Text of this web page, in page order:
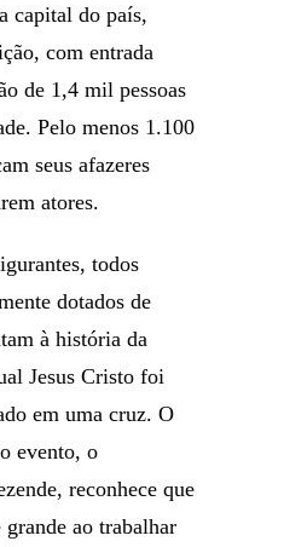
capital do país,
com entrada
de 1,4 mil pessoas
Pelo menos 1.100
seus afazeres
atores.
todos
dotados de
à história da
Jesus Cristo foi
em uma cruz. O
evento, o
reconhece que
ao trabalhar